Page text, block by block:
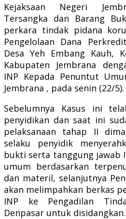
Kejaksaan Negeri
Tersangka dan Barang
perkara tindak pidana
Pengelolaan Dana
Desa Yeh Embang Kauh,
Kabupaten Jembrana
INP Kepada Penuntut
Jembrana , pada senin (22/5).
Sebelumnya Kasus ini
penyidikan dan saat ini
pelaksanaan tahap II
selaku penyidik
bukti serta tanggung jawab
umum berdasarkan
dan materil, selanjutnya
akan melimpahkan berkas
INP ke Pengadilan
Denpasar untuk disidangkan.